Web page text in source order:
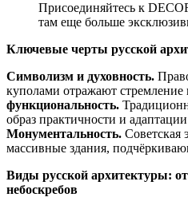
Присоединяйтесь к
там еще больше
Ключевые черты русской
Символизм и духовность.
куполами отражают стремление
функциональность.
образ практичности и
Монументальность. Советская
массивные здания,
Виды русской архитектуры: от
небоскребов